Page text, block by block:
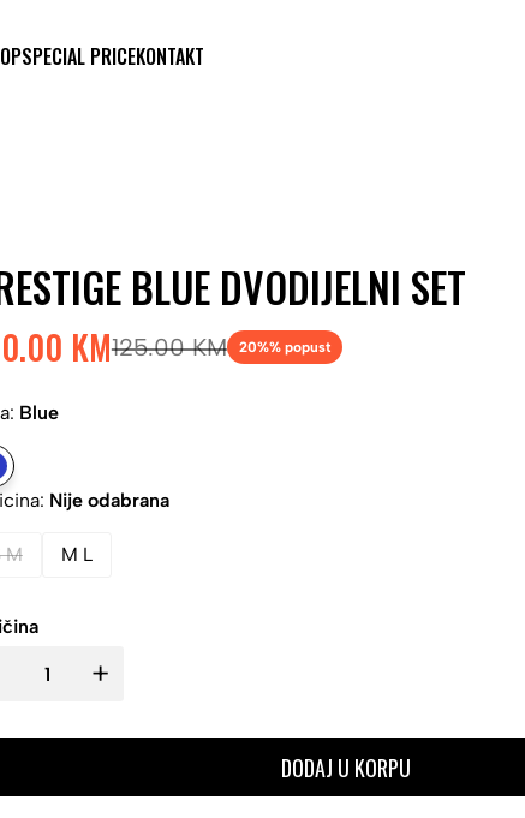
SPECIAL PRICEKONTAKT
BLUE DVODIJELNI SET
KM125.00 KM 20%% popust
Blue
Nije odabrana
M M L
+
DODAJ U KORPU